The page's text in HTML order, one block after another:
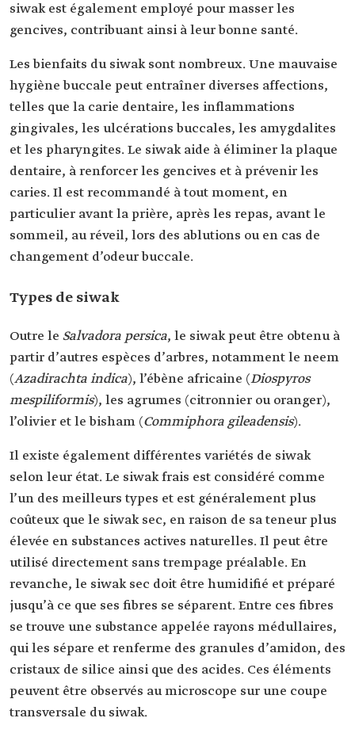
siwak est également employé pour masser les
gencives, contribuant ainsi à leur bonne santé.
Les bienfaits du siwak sont nombreux. Une mauvaise
hygiène buccale peut entraîner diverses affections,
telles que la carie dentaire, les inflammations
gingivales, les ulcérations buccales, les amygdalites
et les pharyngites. Le siwak aide à éliminer la plaque
dentaire, à renforcer les gencives et à prévenir les
caries. Il est recommandé à tout moment, en
particulier avant la prière, après les repas, avant le
sommeil, au réveil, lors des ablutions ou en cas de
changement d’odeur buccale.
Types de siwak
Outre le Salvadora persica, le siwak peut être obtenu à
partir d’autres espèces d’arbres, notamment le neem
(Azadirachta indica), l’ébène africaine (Diospyros
mespiliformis), les agrumes (citronnier ou oranger),
l’olivier et le bisham (Commiphora gileadensis).
Il existe également différentes variétés de siwak
selon leur état. Le siwak frais est considéré comme
l’un des meilleurs types et est généralement plus
coûteux que le siwak sec, en raison de sa teneur plus
élevée en substances actives naturelles. Il peut être
utilisé directement sans trempage préalable. En
revanche, le siwak sec doit être humidifié et préparé
jusqu’à ce que ses fibres se séparent. Entre ces fibres
se trouve une substance appelée rayons médullaires,
qui les sépare et renferme des granules d’amidon, des
cristaux de silice ainsi que des acides. Ces éléments
peuvent être observés au microscope sur une coupe
transversale du siwak.